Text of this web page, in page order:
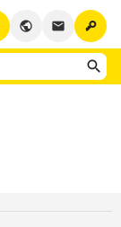
key
email
public